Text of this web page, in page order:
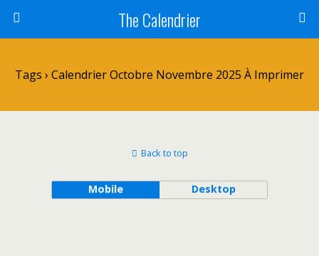
The Calendrier
Tags › Calendrier Octobre Novembre 2025 À Imprimer
Back to top
Mobile Desktop